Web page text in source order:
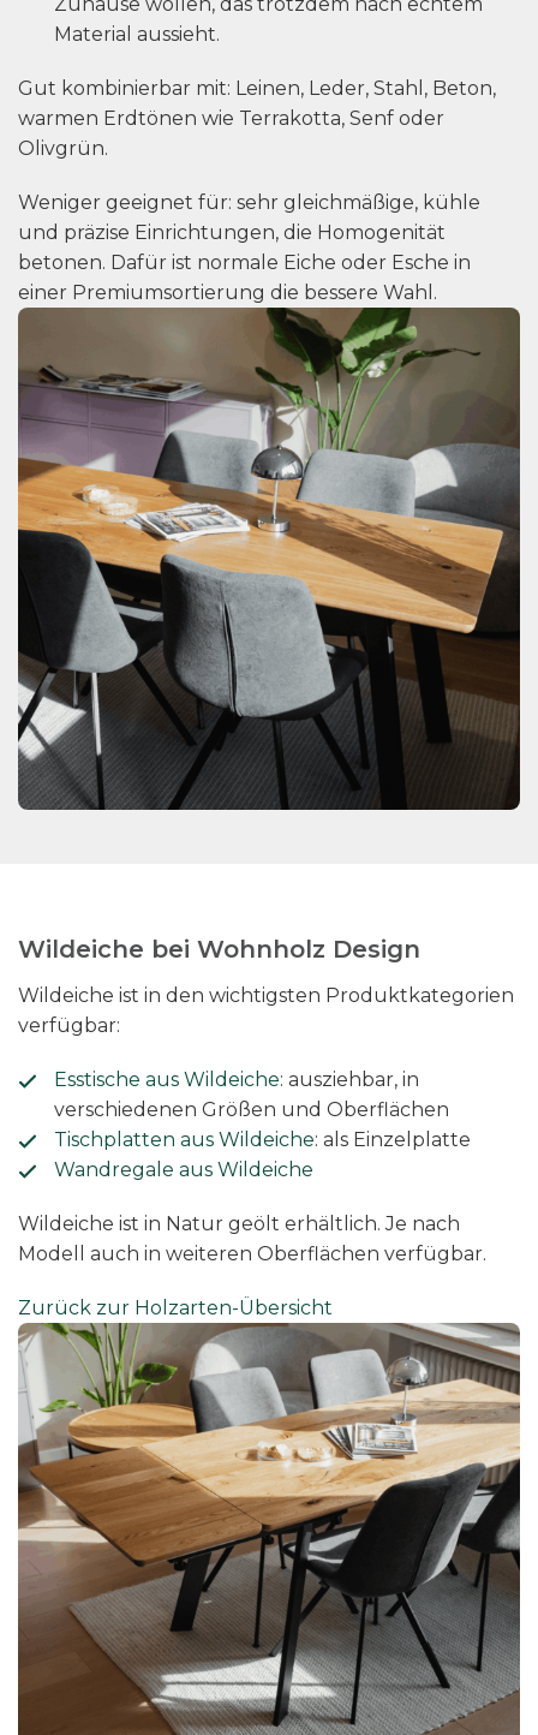
Material aussieht.
Gut kombinierbar mit: Leinen, Leder, Stahl, Beton,
warmen Erdtönen wie Terrakotta, Senf oder
Olivgrün.
Weniger geeignet für: sehr gleichmäßige, kühle
und präzise Einrichtungen, die Homogenität
betonen. Dafür ist normale Eiche oder Esche in
einer Premiumsortierung die bessere Wahl.
Wildeiche bei Wohnholz Design
Wildeiche ist in den wichtigsten Produktkategorien
verfügbar:
Esstische aus Wildeiche: ausziehbar, in
verschiedenen Größen und Oberflächen
Tischplatten aus Wildeiche: als Einzelplatte
Wandregale aus Wildeiche
Wildeiche ist in Natur geölt erhältlich. Je nach
Modell auch in weiteren Oberflächen verfügbar.
Zurück zur Holzarten-Übersicht